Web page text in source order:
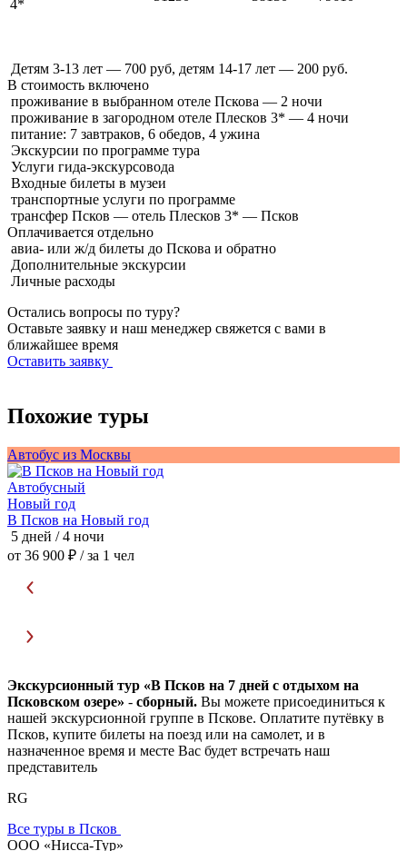
4*
Детям 3-13 лет — 700 руб, детям 14-17 лет — 200 руб.
В стоимость включено
проживание в выбранном отеле Пскова — 2 ночи
проживание в загородном отеле Плесков 3* — 4 ночи
питание: 7 завтраков, 6 обедов, 4 ужина
Экскурсии по программе тура
Услуги гида-экскурсовода
Входные билеты в музеи
транспортные услуги по программе
трансфер Псков — отель Плесков 3* — Псков
Оплачивается отдельно
авиа- или ж/д билеты до Пскова и обратно
Дополнительные экскурсии
Личные расходы
Остались вопросы по туру?
Оставьте заявку и наш менеджер свяжется с вами в
ближайшее время
Оставить заявку
Похожие туры
Автобус из Москвы
Автобусный
Новый год
В Псков на Новый год
5 дней / 4 ночи
от 36 900 ₽ / за 1 чел
Экскурсионный тур «В Псков на 7 дней с отдыхом на
Псковском озере» - сборный. Вы можете присоединиться к
нашей экскурсионной группе в Пскове. Оплатите путёвку в
Псков, купите билеты на поезд или на самолет, и в
назначенное время и месте Вас будет встречать наш
представитель
RG
Все туры в Псков
ООО «Нисса-Тур»